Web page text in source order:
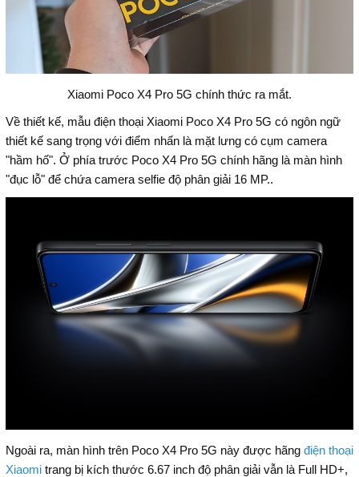
Xiaomi Poco X4 Pro 5G chính thức ra mắt.
Về thiết kế, mẫu điện thoại Xiaomi Poco X4 Pro 5G có ngôn ngữ
thiết kế sang trọng với điểm nhấn là mặt lưng có cụm camera
"hầm hố". Ở phía trước Poco X4 Pro 5G chính hãng là màn hình
"đục lỗ" để chứa camera selfie độ phân giải 16 MP..
Ngoài ra, màn hình trên Poco X4 Pro 5G này được hãng điện thoại
Xiaomitrang bị kích thước 6.67 inch độ phân giải vẫn là Full HD+,